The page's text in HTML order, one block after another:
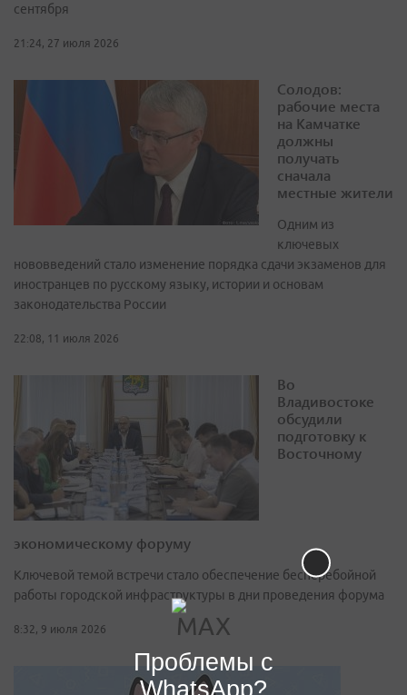
сентября
21:24, 27 июля 2026
Солодов:
рабочие места
на Камчатке
должны
получать
сначала
местные жители
Одним из
ключевых
нововведений стало изменение порядка сдачи экзаменов для
иностранцев по русскому языку, истории и основам
законодательства России
22:08, 11 июля 2026
Во
Владивостоке
обсудили
подготовку к
Восточному
экономическому форуму
Ключевой темой встречи стало обеспечение бесперебойной
работы городской инфраструктуры в дни проведения форума
8:32, 9 июля 2026
Проблемы с
WhatsApp?